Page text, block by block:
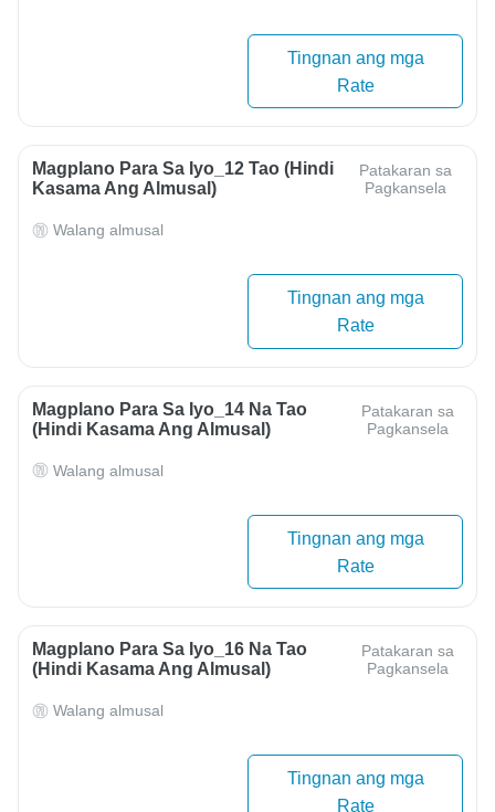
Tingnan ang mga
Rate
Magplano Para Sa Iyo_12 Tao (hindi
Kasama Ang Almusal)
Patakaran sa
Pagkansela
Walang almusal
Tingnan ang mga
Rate
Magplano Para Sa Iyo_14 Na Tao
(hindi Kasama Ang Almusal)
Patakaran sa
Pagkansela
Walang almusal
Tingnan ang mga
Rate
Magplano Para Sa Iyo_16 Na Tao
(hindi Kasama Ang Almusal)
Patakaran sa
Pagkansela
Walang almusal
Tingnan ang mga
Rate